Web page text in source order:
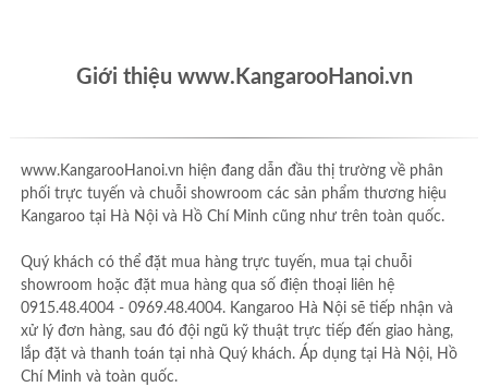
Giới thiệu www.KangarooHanoi.vn
www.KangarooHanoi.vn hiện đang dẫn đầu thị trường về phân
phối trực tuyến và chuỗi showroom các sản phẩm thương hiệu
Kangaroo tại Hà Nội và Hồ Chí Minh cũng như trên toàn quốc.
Quý khách có thể đặt mua hàng trực tuyến, mua tại chuỗi
showroom hoặc đặt mua hàng qua số điện thoại liên hệ
0915.48.4004 - 0969.48.4004. Kangaroo Hà Nội sẽ tiếp nhận và
xử lý đơn hàng, sau đó đội ngũ kỹ thuật trực tiếp đến giao hàng,
lắp đặt và thanh toán tại nhà Quý khách. Áp dụng tại Hà Nội, Hồ
Chí Minh và toàn quốc.